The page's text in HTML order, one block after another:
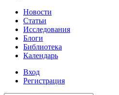
Новости
Статьи
Исследования
Блоги
Библиотека
Календарь
Вход
Регистрация